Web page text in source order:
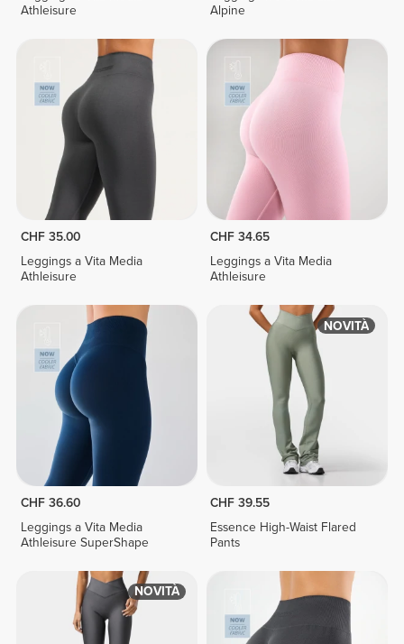
Athleisure
Alpine
CHF 35.00
Leggings a Vita Media
Athleisure
CHF 34.65
Leggings a Vita Media
Athleisure
CHF 36.60
Leggings a Vita Media
Athleisure SuperShape
NOVITÀ
CHF 39.55
Essence High-Waist Flared
Pants
NOVITÀ